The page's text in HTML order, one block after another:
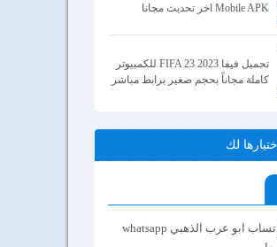
Mobile APK اخر تحديث مجانا
تحميل فيفا 2023 FIFA 23 للكمبيوتر
كاملة مجاناً بحجم صغير برابط مباشر
لك
تنزيل واتساب ابو عرب الذهبي whatsapp